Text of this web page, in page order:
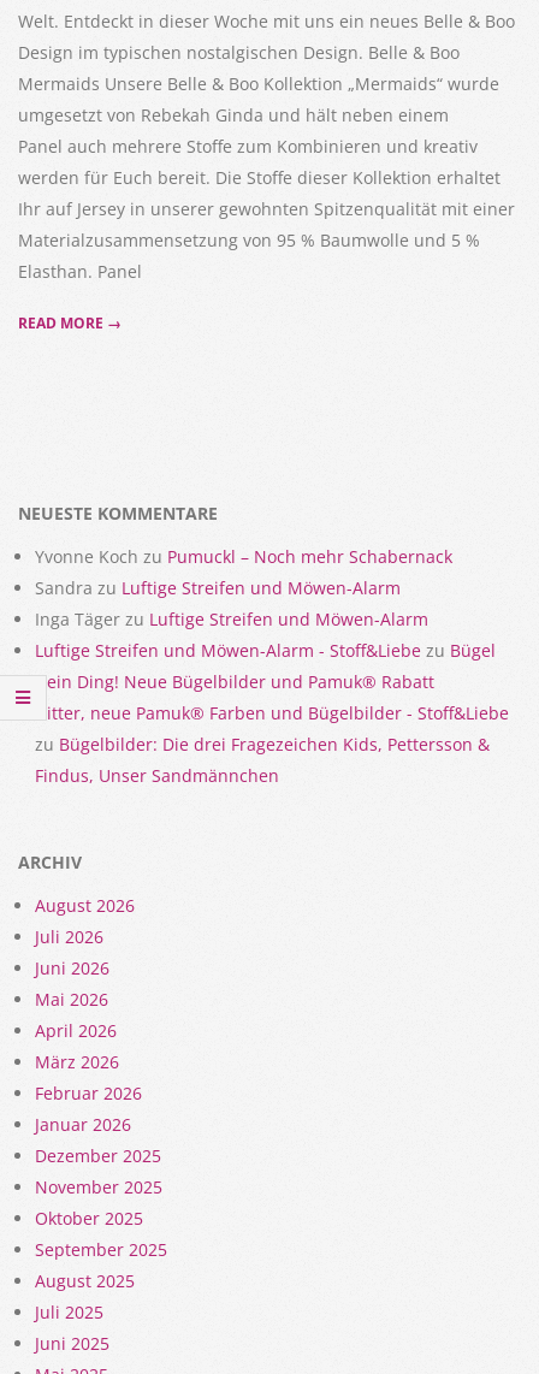
Welt. Entdeckt in dieser Woche mit uns ein neues Belle & Boo
Design im typischen nostalgischen Design. Belle & Boo
Mermaids Unsere Belle & Boo Kollektion „Mermaids“ wurde
umgesetzt von Rebekah Ginda und hält neben einem
Panel auch mehrere Stoffe zum Kombinieren und kreativ
werden für Euch bereit. Die Stoffe dieser Kollektion erhaltet
Ihr auf Jersey in unserer gewohnten Spitzenqualität mit einer
Materialzusammensetzung von 95 % Baumwolle und 5 %
Elasthan. Panel
READ MORE →
NEUESTE KOMMENTARE
Yvonne Koch zu Pumuckl – Noch mehr Schabernack
Sandra zu Luftige Streifen und Möwen-Alarm
Inga Täger zu Luftige Streifen und Möwen-Alarm
Luftige Streifen und Möwen-Alarm - Stoff&Liebe zu Bügel
Dein Ding! Neue Bügelbilder und Pamuk® Rabatt
Gitter, neue Pamuk® Farben und Bügelbilder - Stoff&Liebe
zu Bügelbilder: Die drei Fragezeichen Kids, Pettersson &
Findus, Unser Sandmännchen
ARCHIV
August 2026
Juli 2026
Juni 2026
Mai 2026
April 2026
März 2026
Februar 2026
Januar 2026
Dezember 2025
November 2025
Oktober 2025
September 2025
August 2025
Juli 2025
Juni 2025